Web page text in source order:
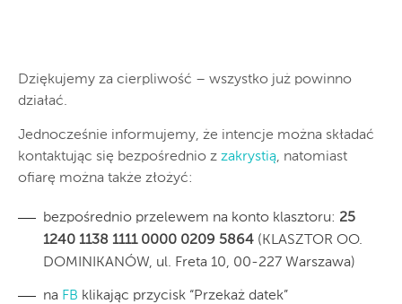
Dziękujemy za cierpliwość – wszystko już powinno
działać.
Jednocześnie informujemy, że intencje można składać
kontaktując się bezpośrednio z zakrystią, natomiast
ofiarę można także złożyć:
bezpośrednio przelewem na konto klasztoru: 25
1240 1138 1111 0000 0209 5864 (KLASZTOR OO.
DOMINIKANÓW, ul. Freta 10, 00-227 Warszawa)
na FB klikając przycisk “Przekaż datek”